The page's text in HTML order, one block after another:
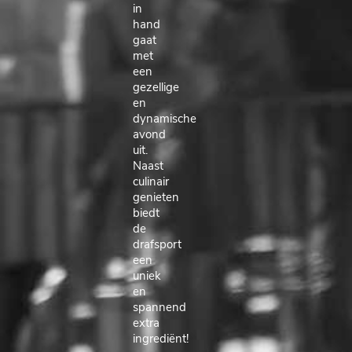
in
hand
gaat
met
een
gezellige
en
dynamische
avond
uit.
Naast
culinair
genieten
biedt
de
drafsport
een
uniek
en
spannend
extra
ingrediënt!